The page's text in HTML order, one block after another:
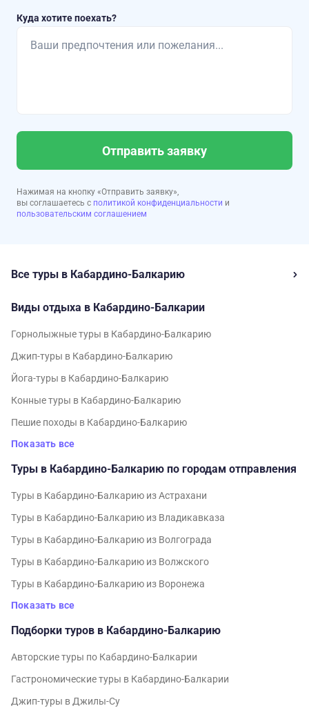
Куда хотите поехать?
Отправить заявку
Нажимая на кнопку «Отправить заявку»,
вы соглашаетесь с политикой конфиденциальности и
пользовательским соглашением
Все туры в Кабардино-Балкарию
Виды отдыха в Кабардино-Балкарии
Горнолыжные туры в Кабардино-Балкарию
Джип-туры в Кабардино-Балкарию
Йога-туры в Кабардино-Балкарию
Конные туры в Кабардино-Балкарию
Пешие походы в Кабардино-Балкарию
Показать все
Туры в Кабардино-Балкарию по городам отправления
Туры в Кабардино-Балкарию из Астрахани
Туры в Кабардино-Балкарию из Владикавказа
Туры в Кабардино-Балкарию из Волгограда
Туры в Кабардино-Балкарию из Волжского
Туры в Кабардино-Балкарию из Воронежа
Показать все
Подборки туров в Кабардино-Балкарию
Авторские туры по Кабардино-Балкарии
Гастрономические туры в Кабардино-Балкарии
Джип-туры в Джилы-Су